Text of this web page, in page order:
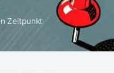
Zeitpunkt